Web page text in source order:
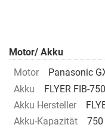
Motor/ Akku
Motor
Panasonic
Akku
FLYER FIB-
Akku Hersteller
Akku-Kapazität
750